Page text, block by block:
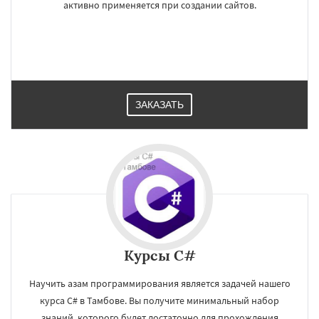
Работаем по
Петрозаводск
активно применяется при создании сайтов.
ЗАКАЗАТЬ
Курсы C#
Научить азам программирования является задачей нашего
курса C# в Тамбове. Вы получите минимальный набор
УЗНАТЬ ПОДРОБНЕЕ